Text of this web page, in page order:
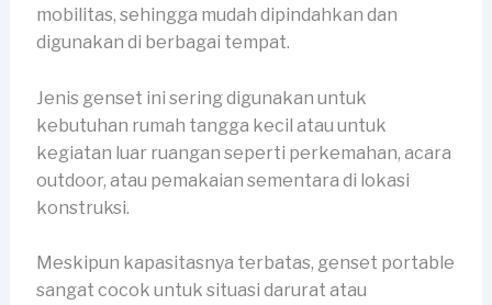
mobilitas, sehingga mudah dipindahkan dan
digunakan di berbagai tempat.
Jenis genset ini sering digunakan untuk
kebutuhan rumah tangga kecil atau untuk
kegiatan luar ruangan seperti perkemahan, acara
outdoor, atau pemakaian sementara di lokasi
konstruksi.
Meskipun kapasitasnya terbatas, genset portable
sangat cocok untuk situasi darurat atau